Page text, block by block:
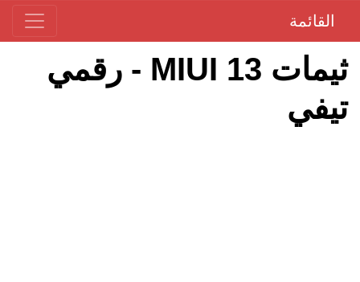
القائمة
ثيمات MIUI 13 - رقمي
تيفي